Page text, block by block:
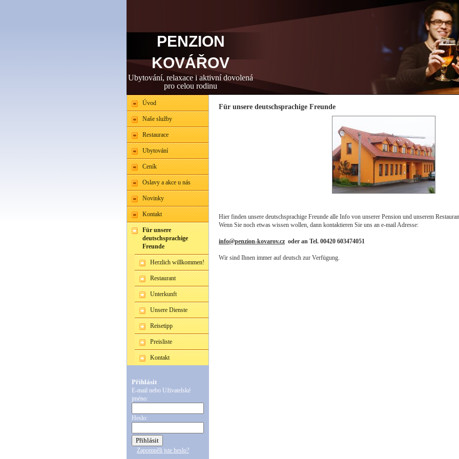
PENZION
KOVÁŘOV
Ubytování, relaxace i aktivní dovolená
pro celou rodinu
Úvod
Naše služby
Restaurace
Ubytování
Ceník
Oslavy a akce u nás
Novinky
Kontakt
Für unsere
deutschsprachige
Freunde
Herzlich willkommen!
Restaurant
Unterkunft
Unsere Dienste
Reisetipp
Preisliste
Kontakt
Přihlásit
E-mail nebo Uživatelské
jméno:
Heslo:
Zapomněli jste heslo?
Für unsere deutschsprachige Freunde
Hier finden unsere deutschsprachige Freunde alle Info von unserer Pension und unserem
Wenn Sie noch etwas wissen wollen, dann kontaktieren Sie uns an e-mail Adresse:
info@penzion-kovarov.cz oder an Tel. 00420 603474051
Wir sind Ihnen immer auf deutsch zur Verfügung.